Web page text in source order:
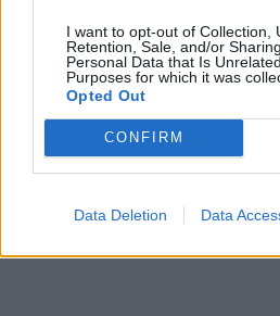
I want to opt-out of Collection,
Retention, Sale, and/or
Personal Data that Is
Purposes for which it was
Opted Out
CONFIRM
Data Deletion Data